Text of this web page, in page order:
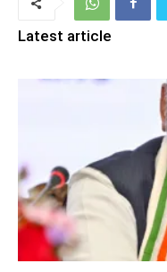
Latest article